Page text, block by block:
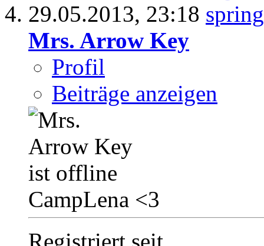
29.05.2013, 23:18
Mrs. Arrow Key
Profil
Beiträge anzeigen
CampLena <3
Registriert seit